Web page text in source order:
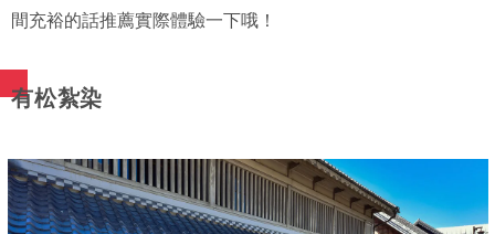
間充裕的話推薦實際體驗一下哦！
有松紮染